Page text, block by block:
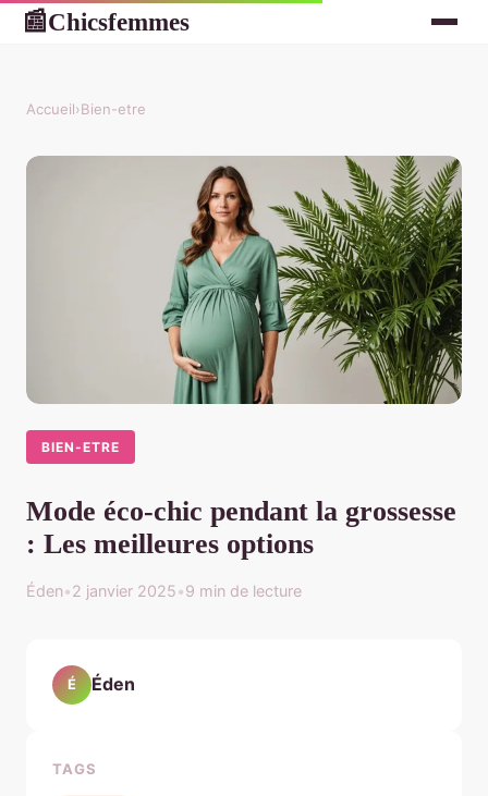
📰Chicsfemmes
Accueil›Bien-etre
BIEN-ETRE
Mode éco-chic pendant la grossesse
: Les meilleures options
Éden•2 janvier 2025•9 min de lecture
É Éden
TAGS